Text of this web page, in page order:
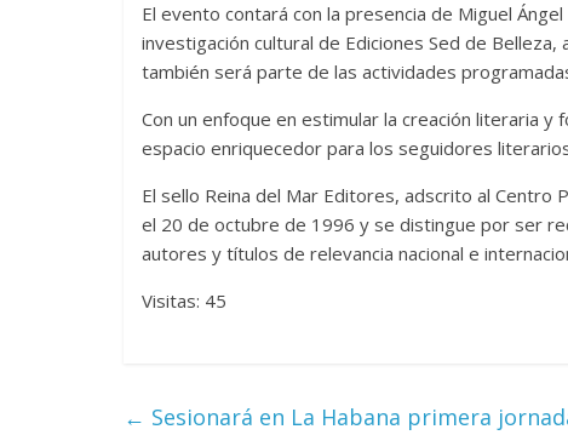
El evento contará con la presencia de Miguel
investigación cultural de Ediciones Sed de
también será parte de las actividades
Con un enfoque en estimular la creación literaria
espacio enriquecedor para los seguidores
El sello Reina del Mar Editores, adscrito al Centro
el 20 de octubre de 1996 y se distingue por ser
autores y títulos de relevancia nacional e
Visitas: 45
← Sesionará en La Habana primera